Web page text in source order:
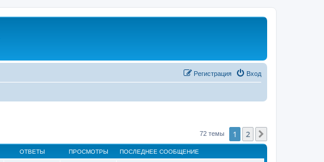
Вход
Регистрация
72 темы 1 2
ОТВЕТЫ ПРОСМОТРЫ ПОСЛЕДНЕЕ СООБЩЕНИЕ